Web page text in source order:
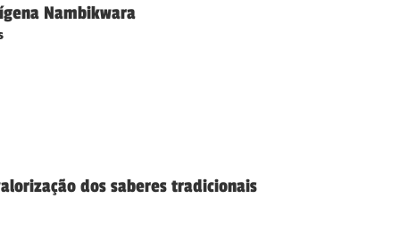
Nambikwara
dos saberes tradicionais